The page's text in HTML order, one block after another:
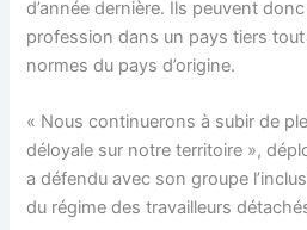
d’année dernière. Ils peuvent
profession dans un pays tiers
normes du pays d’origine.
« Nous continuerons à subir de
déloyale sur notre territoire »,
a défendu avec son groupe
du régime des travailleurs